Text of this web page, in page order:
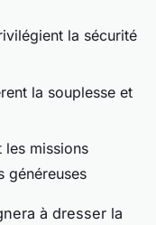
la sécurité
la souplesse et
les missions
généreuses
à dresser la